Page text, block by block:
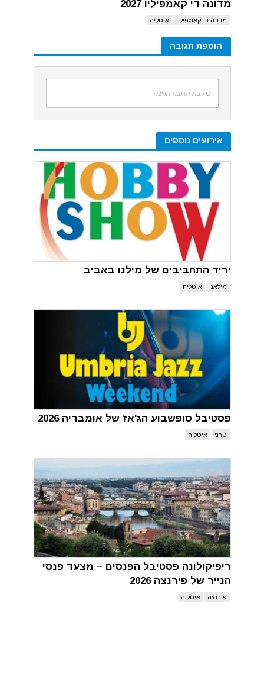
מדונה די קאמפיליו 2027
מדונה די קאמפיליו איטליה
הוספת תגובה
כתיבת תגובה חדשה
אירועים נוספים
יריד התחביבים של מילנו באביב
מילאנו איטליה
פסטיבל סופשבוע הג'אז של אומבריה 2026
טרני איטליה
ריפיקולונה פסטיבל הפנסים – מצעד פנסי
הנייר של פירנצה 2026
פירנצה איטליה